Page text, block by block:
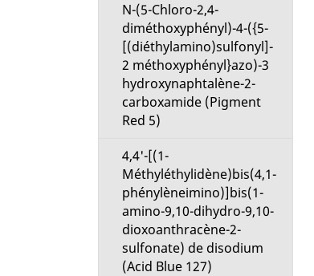
N-(5-Chloro-2,4-
diméthoxyphényl)-4-({5-
[(diéthylamino)sulfonyl]-
2 méthoxyphényl}azo)-3
hydroxynaphtalène-2-
carboxamide (Pigment
Red 5)
4,4'-[(1-
Méthyléthylidène)bis(4,1-
phénylèneimino)]bis(1-
amino-9,10-dihydro-9,10-
dioxoanthracène-2-
sulfonate) de disodium
(Acid Blue 127)